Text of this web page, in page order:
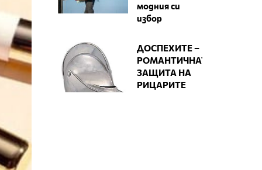
модния си
избор
ДОСПЕХИТЕ –
РОМАНТИЧНАТА
ЗАЩИТА НА
РИЦАРИТЕ